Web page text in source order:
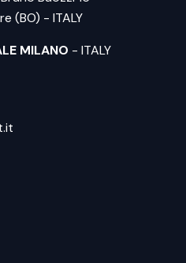
(BO) - ITALY
MILANO - ITALY